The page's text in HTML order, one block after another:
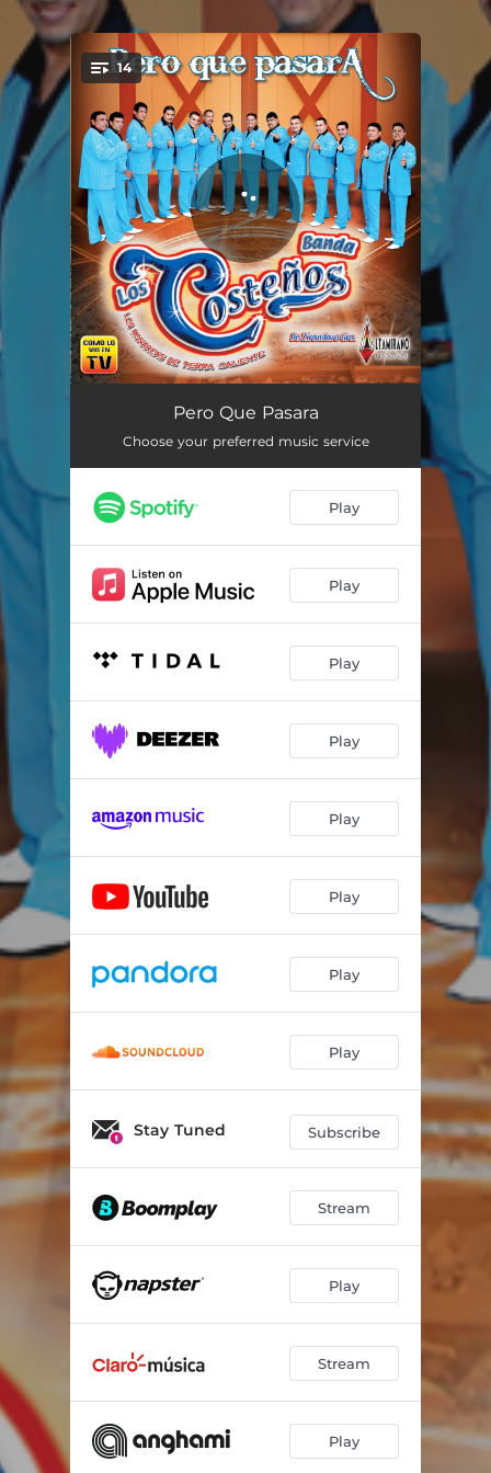
You're all set!
14
Baraja de Oro
Carga Blanca 03:51
Cielo 02:49
El Hoyito 03:03
El Preso de Nuevo Leon 02:47
Cantina De Mi Barrio
Mi Burrito 02:51
02:54
02:52
Ni Dada La Quiero 02:37
Pero Que Pasara 02:38
Obdulio 04:23
Pero Que Pasara
Choose your preferred music service
Play
Play
Play
Play
Play
Play
Play
Play
Stay Tuned Subscribe
Stream
Play
Stream
Play